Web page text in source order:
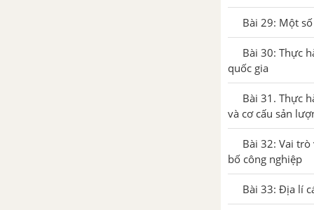
Bài 29: Một
Bài 30: Thực
quốc gia
Bài 31. Thực
và cơ cấu sản
Bài 32: Vai
bố công nghiệp
Bài 33: Địa lí